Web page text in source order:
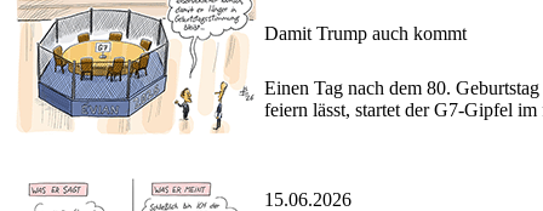
Damit Trump auch kommt
Einen Tag nach dem 80.
feiern lässt, startet der G7-Gipfel
15.06.2026